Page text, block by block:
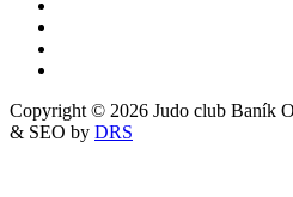
Copyright © 2026 Judo club Baník
& SEO by DRS